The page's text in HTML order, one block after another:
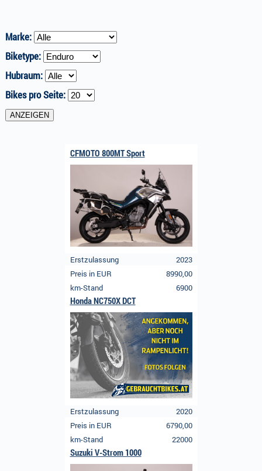
Marke:
Biketype:
Hubraum:
Bikes pro Seite:
CFMOTO 800MT Sport
Erstzulassung
2023
Preis in EUR
8990,00
km-Stand
6900
Honda NC750X DCT
Erstzulassung
2020
Preis in EUR
6790,00
km-Stand
22000
Suzuki V-Strom 1000